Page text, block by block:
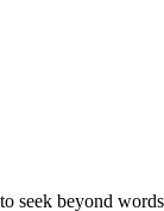
seek beyond